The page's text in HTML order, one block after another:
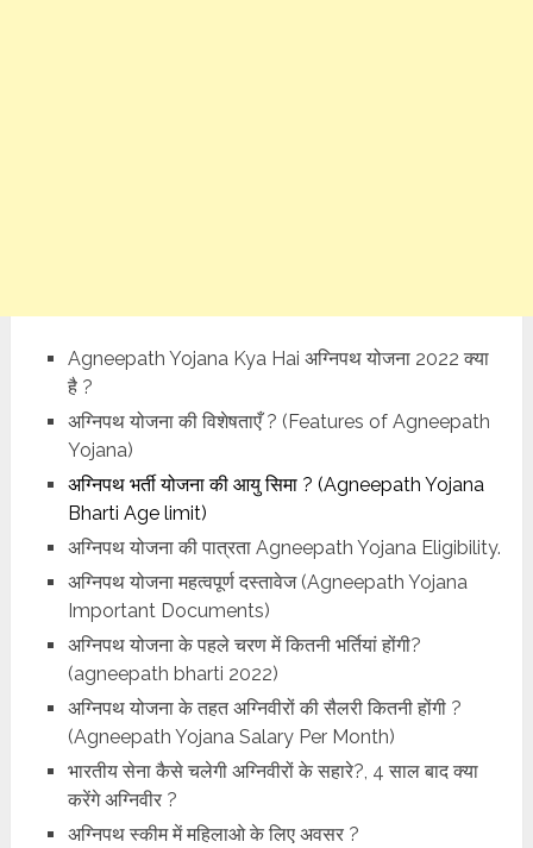
Agneepath Yojana Kya Hai अग्निपथ योजना 2022 क्या
है ?
अग्निपथ योजना की विशेषताएँ ? (Features of Agneepath
Yojana)
अग्निपथ भर्ती योजना की आयु सिमा ? (Agneepath Yojana
Bharti Age limit)
अग्निपथ योजना की पात्रता Agneepath Yojana Eligibility.
अग्निपथ योजना महत्वपूर्ण दस्तावेज (Agneepath Yojana
Important Documents)
अग्निपथ योजना के पहले चरण में कितनी भर्तियां होंगी?
(agneepath bharti 2022)
अग्निपथ योजना के तहत अग्निवीरों की सैलरी कितनी होंगी ?
(Agneepath Yojana Salary Per Month)
भारतीय सेना कैसे चलेगी अग्निवीरों के सहारे?, 4 साल बाद क्या
करेंगे अग्निवीर ?
अग्निपथ स्कीम में महिलाओ के लिए अवसर ?